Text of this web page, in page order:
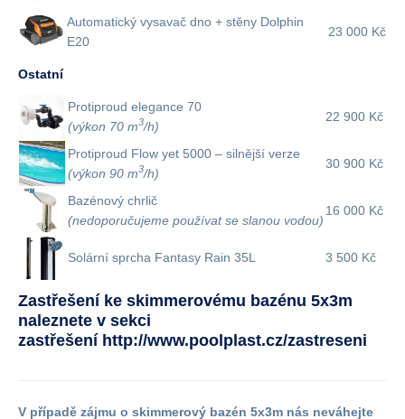
Automatický vysavač dno + stěny Dolphin
E20
23 000 Kč
Ostatní
Protiproud elegance 70
(výkon 70 m3/h)
22 900 Kč
Protiproud Flow yet 5000 – silnější verze
(výkon 90 m3/h)
30 900 Kč
Bazénový chrlič
(nedoporučujeme používat se slanou vodou)
16 000 Kč
Solární sprcha Fantasy Rain 35L 3 500 Kč
Zastřešení ke skimmerovému bazénu 5x3m
naleznete v sekci
zastřešení http://www.poolplast.cz/zastreseni
V případě zájmu o skimmerový bazén 5x3m nás neváhejte